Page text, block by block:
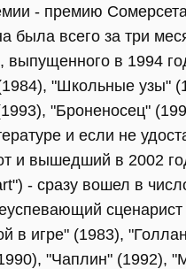
- премию
была всего за три
в 1994
"Школьные узы"
"Броненосец"
и если не
и вышедший в 2002
- сразу вошел в
игре" (1983),
"Чаплин" (1992),